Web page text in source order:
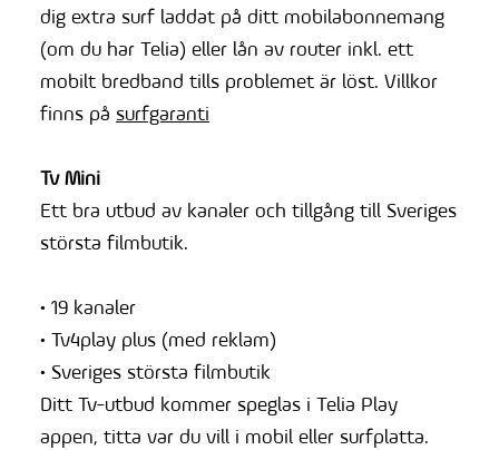
dig extra surf laddat på ditt mobilabonnemang
(om du har Telia) eller lån av router inkl. ett
mobilt bredband tills problemet är löst. Villkor
finns på surfgaranti
Tv Mini
Ett bra utbud av kanaler och tillgång till Sveriges
största filmbutik.
• 19 kanaler
• Tv4play plus (med reklam)
• Sveriges största filmbutik
Ditt Tv-utbud kommer speglas i Telia Play
appen, titta var du vill i mobil eller surfplatta.